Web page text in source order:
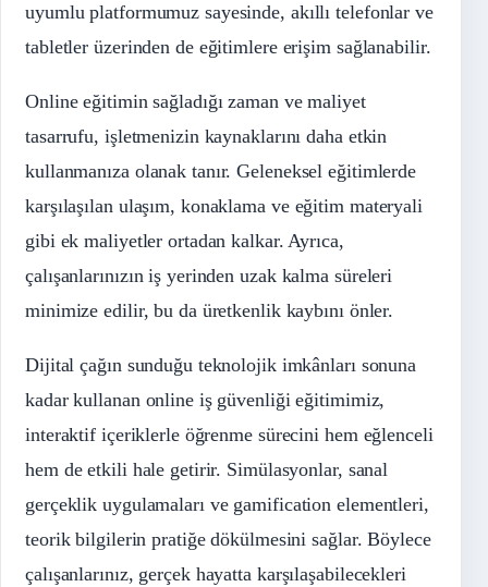
uyumlu platformumuz sayesinde, akıllı telefonlar ve
tabletler üzerinden de eğitimlere erişim sağlanabilir.
Online eğitimin sağladığı zaman ve maliyet
tasarrufu, işletmenizin kaynaklarını daha etkin
kullanmanıza olanak tanır. Geleneksel eğitimlerde
karşılaşılan ulaşım, konaklama ve eğitim materyali
gibi ek maliyetler ortadan kalkar. Ayrıca,
çalışanlarınızın iş yerinden uzak kalma süreleri
minimize edilir, bu da üretkenlik kaybını önler.
Dijital çağın sunduğu teknolojik imkânları sonuna
kadar kullanan online iş güvenliği eğitimimiz,
interaktif içeriklerle öğrenme sürecini hem eğlenceli
hem de etkili hale getirir. Simülasyonlar, sanal
gerçeklik uygulamaları ve gamification elementleri,
teorik bilgilerin pratiğe dökülmesini sağlar. Böylece
çalışanlarınız, gerçek hayatta karşılaşabilecekleri